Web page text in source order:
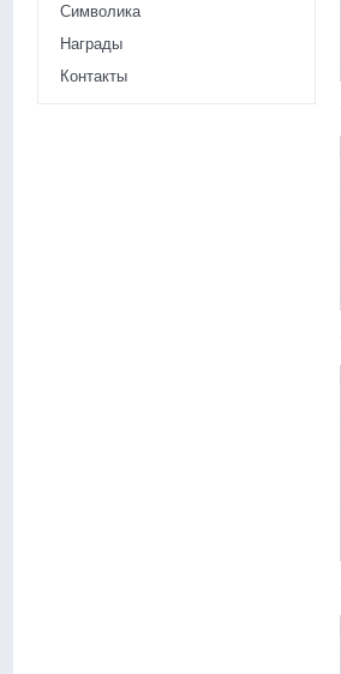
Символика
Награды
Контакты